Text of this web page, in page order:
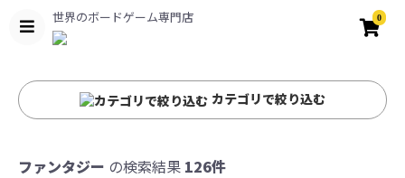
世界のボードゲーム専門店 0
カテゴリで絞り込む
ファンタジー の検索結果 126件